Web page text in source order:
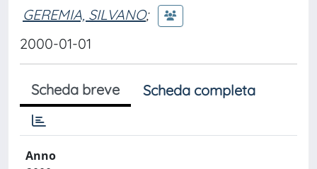
GEREMIA, SILVANO;
2000-01-01
Scheda breve Scheda completa
Anno